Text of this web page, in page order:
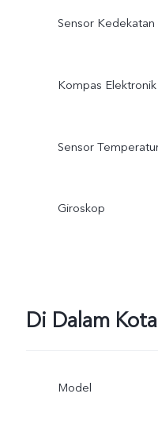
Sensor Kedekatan
Kompas Elektronik
Sensor
Giroskop
Di Dalam
Model